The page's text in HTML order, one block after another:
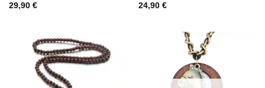
29,90 € 24,90 €